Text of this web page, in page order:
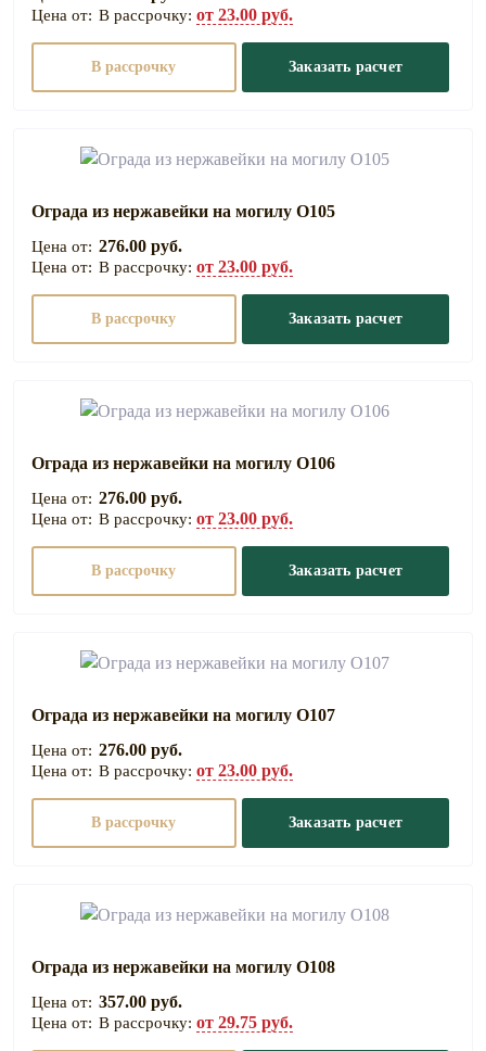
В рассрочку: от 23.00 руб.
В рассрочку Заказать расчет
Ограда из нержавейки на могилу О105
276.00 руб.
В рассрочку: от 23.00 руб.
В рассрочку Заказать расчет
Ограда из нержавейки на могилу О106
276.00 руб.
В рассрочку: от 23.00 руб.
В рассрочку Заказать расчет
Ограда из нержавейки на могилу О107
276.00 руб.
В рассрочку: от 23.00 руб.
В рассрочку Заказать расчет
Ограда из нержавейки на могилу О108
357.00 руб.
В рассрочку: от 29.75 руб.